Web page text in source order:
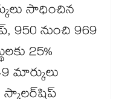
సాధించిన
950 నుంచి 969
25%
మార్కులు